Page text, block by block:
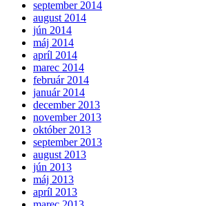
september 2014
august 2014
jún 2014
máj 2014
apríl 2014
marec 2014
február 2014
január 2014
december 2013
november 2013
október 2013
september 2013
august 2013
jún 2013
máj 2013
apríl 2013